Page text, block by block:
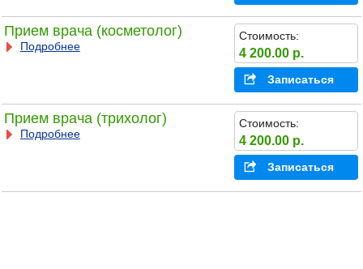
Прием врача (косметолог)
Подробнее
Стоимость:
4 200.00 р.
Записаться
Прием врача (трихолог)
Подробнее
Стоимость:
4 200.00 р.
Записаться